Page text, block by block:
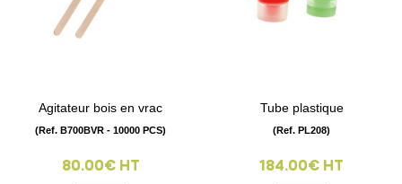
Agitateur bois en vrac
(Ref. B700BVR - 10000 PCS)
80.00€ HT
Tube plastique
(Ref. PL208)
184.00€ HT